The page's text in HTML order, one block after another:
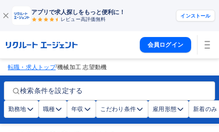
アプリで求人探しをもっと便利に！
レビュー高評価無料
インストール
会員ログイン
転職・求人トップ/機械加工 志望動機
検索条件を設定する
勤務地 職種 年収 こだわり条件 雇用形態 新着のみ